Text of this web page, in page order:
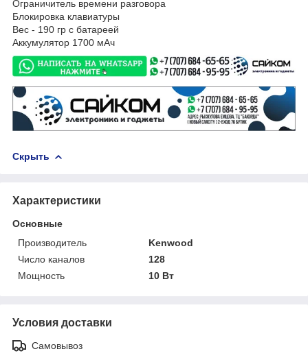
Ограничитель времени разговора
Блокировка клавиатуры
Вес - 190 гр с батареей
Аккумулятор 1700 мАч
Скрыть
Характеристики
Основные
Производитель
Kenwood
Число каналов
128
Мощность
10 Вт
Условия доставки
Самовывоз